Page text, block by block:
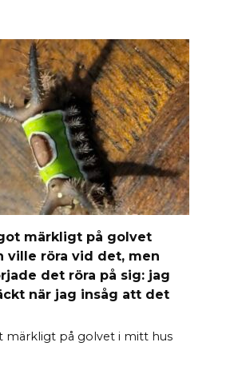
märkligt på golvet
ville röra vid det, men
det röra på sig: jag
när jag insåg att det
märkligt på golvet i mitt hus